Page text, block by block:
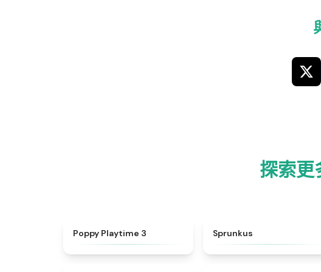
探索
Poppy Playtime 3 Sprunkus